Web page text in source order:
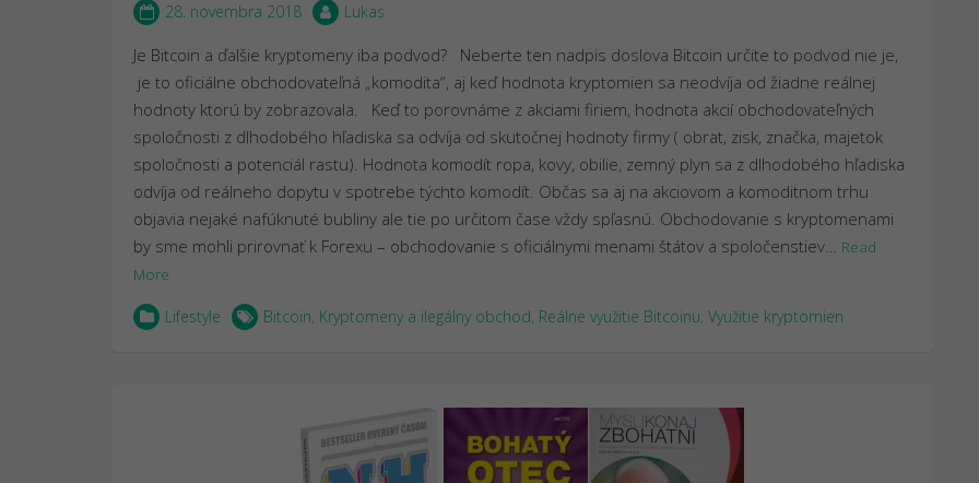
28. novembra 2018 Lukas
Je Bitcoin a ďalšie kryptomeny iba podvod? Neberte ten nadpis doslova Bitcoin určite to podvod nie je,
je to oficiálne obchodovateľná „komodita“, aj keď hodnota kryptomien sa neodvíja od žiadne reálnej
hodnoty ktorú by zobrazovala. Keď to porovnáme z akciami firiem, hodnota akcií obchodovateľných
spoločnosti z dlhodobého hľadiska sa odvíja od skutočnej hodnoty firmy ( obrat, zisk, značka, majetok
spoločnosti a potenciál rastu). Hodnota komodít ropa, kovy, obilie, zemný plyn sa z dlhodobého hľadiska
odvíja od reálneho dopytu v spotrebe týchto komodít. Občas sa aj na akciovom a komoditnom trhu
objavia nejaké nafúknuté bubliny ale tie po určitom čase vždy spľasnú. Obchodovanie s kryptomenami
by sme mohli prirovnať k Forexu – obchodovanie s oficiálnymi menami štátov a spoločenstiev… Read
More
Lifestyle Bitcoin, Kryptomeny a ilegálny obchod, Reálne využitie Bitcoinu, Využitie kryptomien